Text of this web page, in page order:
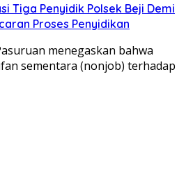
Tiga Penyidik Polsek Beji Demi
Proses Penyidikan
menegaskan bahwa
sementara (nonjob) terhadap